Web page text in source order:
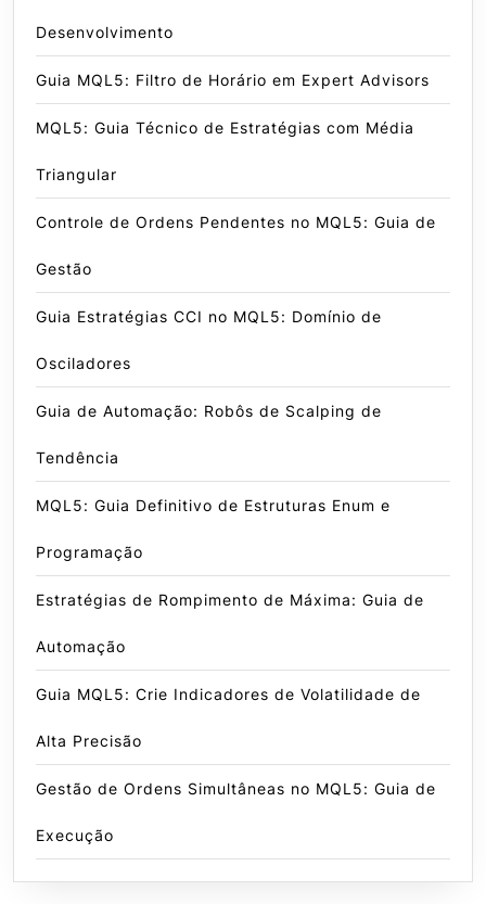
Desenvolvimento
Guia MQL5: Filtro de Horário em Expert Advisors
MQL5: Guia Técnico de Estratégias com Média
Triangular
Controle de Ordens Pendentes no MQL5: Guia de
Gestão
Guia Estratégias CCI no MQL5: Domínio de
Osciladores
Guia de Automação: Robôs de Scalping de
Tendência
MQL5: Guia Definitivo de Estruturas Enum e
Programação
Estratégias de Rompimento de Máxima: Guia de
Automação
Guia MQL5: Crie Indicadores de Volatilidade de
Alta Precisão
Gestão de Ordens Simultâneas no MQL5: Guia de
Execução